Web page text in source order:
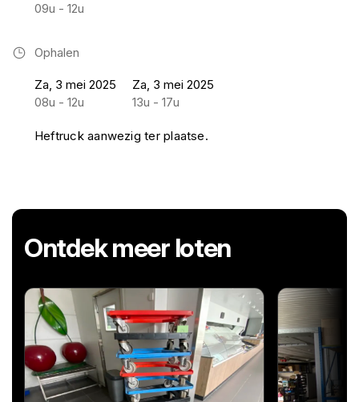
09u - 12u
Ophalen
Za, 3 mei 2025
08u - 12u
Za, 3 mei 2025
13u - 17u
Heftruck aanwezig ter plaatse.
Ontdek meer loten